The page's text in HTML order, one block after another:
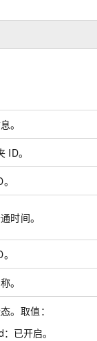
。
ID。
时间。
。
。取值：
已开启。
信息提取